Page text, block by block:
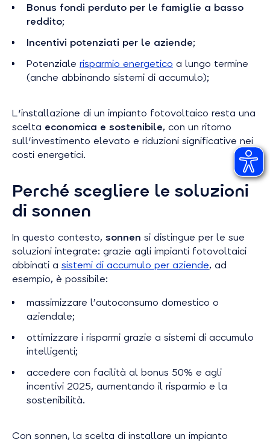
Bonus fondi perduto per le famiglie a basso
reddito;
Incentivi potenziati per le aziende;
Potenziale risparmio energetico a lungo termine
(anche abbinando sistemi di accumulo);
L'installazione di un impianto fotovoltaico resta una
scelta economica e sostenibile, con un ritorno
sull'investimento elevato e riduzioni significative nei
costi energetici.
Perché scegliere le soluzioni
di sonnen
In questo contesto, sonnen si distingue per le sue
soluzioni integrate: grazie agli impianti fotovoltaici
abbinati a sistemi di accumulo per aziende, ad
esempio, è possibile:
massimizzare l’autoconsumo domestico o
aziendale;
ottimizzare i risparmi grazie a sistemi di accumulo
intelligenti;
accedere con facilità al bonus 50% e agli
incentivi 2025, aumentando il risparmio e la
sostenibilità.
Con sonnen, la scelta di installare un impianto